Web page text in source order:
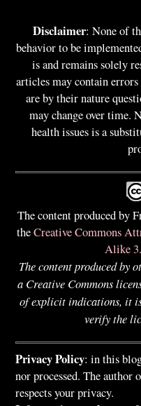
Disclaimer: None of
behavior to be
is and remains solely
articles may contain
are by their nature
may change over time.
health issues is a
The content produced by
theCreative Commons
Alike
The content produced by
a Creative Commons
of explicit indications, it
verify the
Privacy Policy: in this
nor processed. The
respects your privacy.